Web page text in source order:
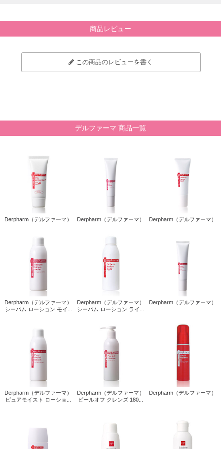
商品レビュー
この商品のレビューを書く
デルファーマ 商品一覧
Derpharm（デルファーマ） Derpharm（デルファーマ） Derpharm（デルファーマ）
Derpharm（デルファーマ）
シーバム ローション モイ...
Derpharm（デルファーマ）
シーバム ローション ライ...
Derpharm（デルファーマ）
Derpharm（デルファーマ）
ピュアモイスト ローショ...
Derpharm（デルファーマ）
ピールオフ クレンズ 180...
Derpharm（デルファーマ）